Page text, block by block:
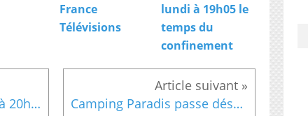
France
Télévisions
lundi à 19h05 le
temps du
confinement
Vendredi 8 septembre à 20h55 sur France 3 : "Thierry Le Luron, le miroir d'une époque" Camping Paradis passe désormais dans un format de 52 minutes dès le mardi 5 septembre à 21h00 sur TF1